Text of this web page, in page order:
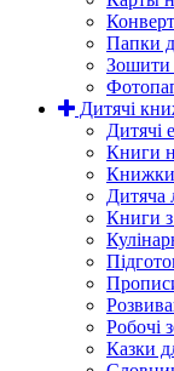
Папки
Зошити
Дитячі
Дитячі
Книги
Книжки
Дитяча
Книги
Робочі
Казки